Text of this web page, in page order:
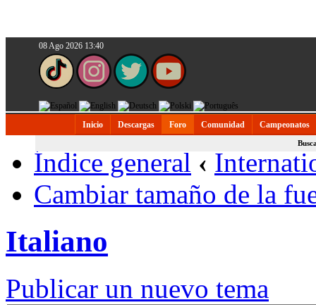
08 Ago 2026 13:40
Inicio Descargas Foro Comunidad Campeonatos
Índice general ‹
Cambiar tamaño de la
Italiano
Publicar un nuevo tema